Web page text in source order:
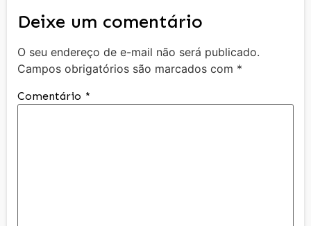
Deixe um comentário
O seu endereço de e-mail não será publicado.
Campos obrigatórios são marcados com *
Comentário *